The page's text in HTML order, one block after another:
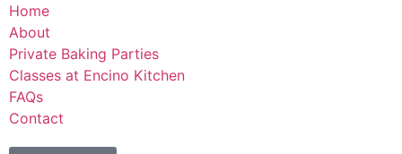
Home
About
Private Baking Parties
Classes at Encino Kitchen
FAQs
Contact